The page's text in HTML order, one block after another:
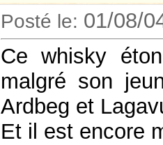
Posté le: 01/08/
Ce whisky
malgré son
Ardbeg et
Et il est encore